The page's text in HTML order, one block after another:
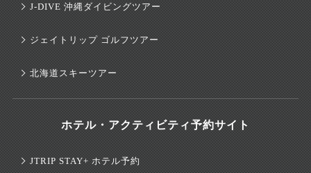
J-DIVE 沖縄ダイビングツアー
ジェイトリップ ゴルフツアー
北海道スキーツアー
ホテル・アクティビティ予約サイト
JTRIP STAY+ ホテル予約